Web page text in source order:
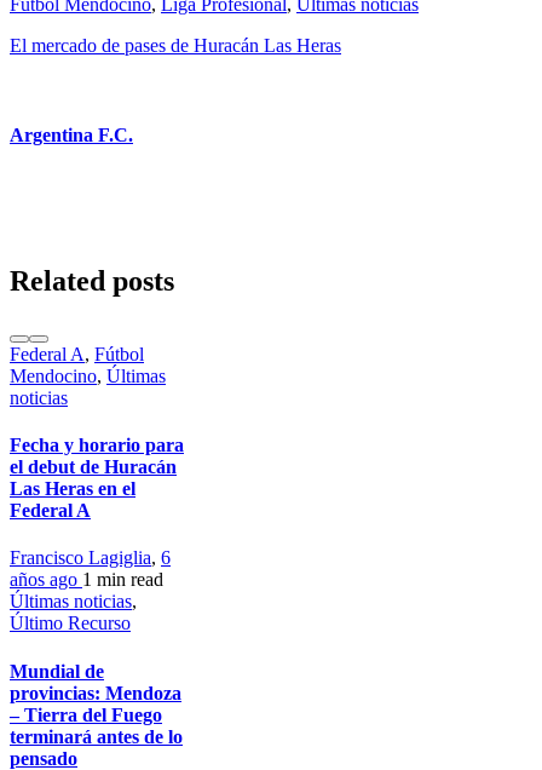
Fútbol Mendocino, Liga Profesional , Últimas noticias
El mercado de pases de Huracán Las Heras
Argentina F.C.
Related posts
Federal A, Fútbol
Mendocino, Últimas
noticias
Fecha y horario para
el debut de Huracán
Las Heras en el
Federal A
Francisco Lagiglia, 6
años ago 1 min read
Últimas noticias,
Último Recurso
Mundial de
provincias: Mendoza
– Tierra del Fuego
terminará antes de lo
pensado